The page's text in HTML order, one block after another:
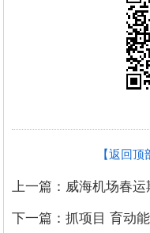
【返回顶
上一篇：威海机场春
下一篇：抓项目 育动